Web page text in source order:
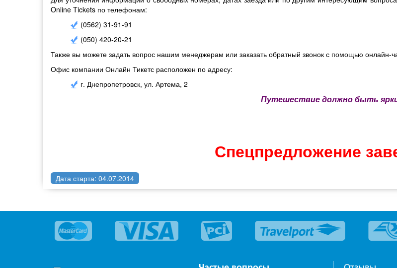
Online Tickets по телефонам:
(0562) 31-91-91
(050) 420-20-21
Также вы можете задать вопрос нашим менеджерам или заказать обратный звонок с помощью онлайн-
Офис компании Онлайн Тикетс расположен по адресу:
г. Днепропетровск, ул. Артема, 2
Путешествие должно быть
Спецпредложение
Дата старта: 04.07.2014